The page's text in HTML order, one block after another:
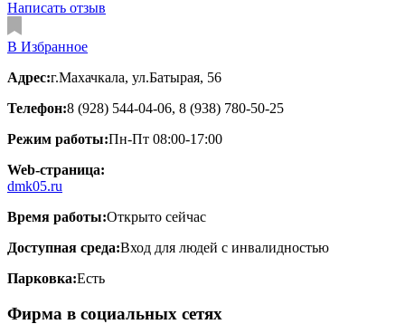
Написать отзыв
В Избранное
Адрес:г.Махачкала, ул.Батырая, 56
Телефон:8 (928) 544-04-06, 8 (938) 780-50-25
Режим работы:Пн-Пт 08:00-17:00
Web-страница:
dmk05.ru
Время работы:Открыто сейчас
Доступная среда:Вход для людей с инвалидностью
Парковка:Есть
Фирма в социальных сетях